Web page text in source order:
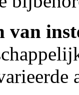
van